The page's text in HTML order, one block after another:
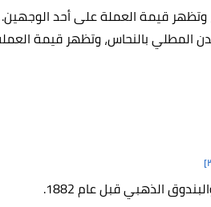
قيمة العملة على أحد الوجهين.
المطلي بالنحاس، وتظهر قيمة
الذهبي قبل عام 1882.